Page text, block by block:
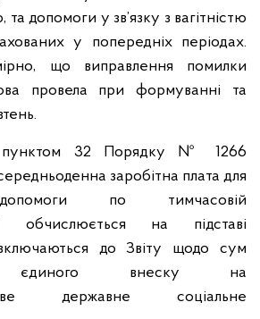
допомоги у зв’язку з вагітністю
у попередніх періодах.
що виправлення помилки
провела при формуванні та
32 Порядку № 1266
заробітна плата для
по тимчасовій
обчислюється на підставі
до Звіту щодо сум
єдиного внеску на
державне соціальне